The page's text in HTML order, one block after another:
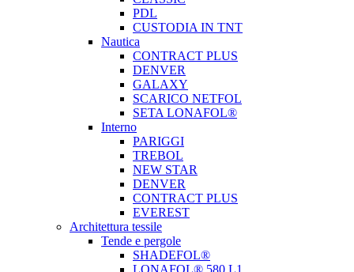
PDL
CUSTODIA IN TNT
Nautica
CONTRACT PLUS
DENVER
GALAXY
SCARICO NETFOL
SETA LONAFOL®
Interno
PARIGGI
TREBOL
NEW STAR
DENVER
CONTRACT PLUS
EVEREST
Architettura tessile
Tende e pergole
SHADEFOL®
LONAFOL® 580 L1